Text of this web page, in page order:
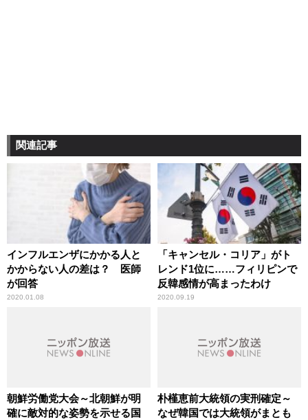
関連記事
インフルエンザにかかる人と
かからない人の差は？ 医師
が回答
2020.01.08
「キャンセル・コリア」がト
レンド1位に……フィリピンで
反韓感情が高まったわけ
2020.09.19
朝鮮労働党大会～北朝鮮が明
確に敵対的な姿勢を示せる国
朴槿恵前大統領の実刑確定～
なぜ韓国では大統領がまとも